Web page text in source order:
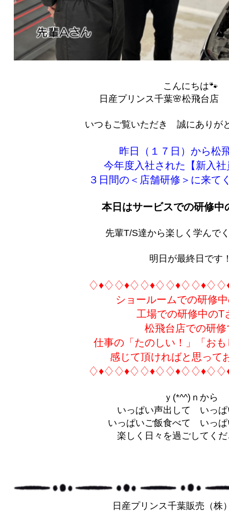
こんにちは🐾
日産プリンス千葉🌸松飛台店
いつもご覧いただき 誠にありが
昨日（１７日）から松
今年度入社された【新入
３日間の＜店舗研修＞に来て
本日はサービスでの研修中
先輩T/S達から楽しく学んで
明日が最終日です
ショールームでの研修
工場での研修中のT
松飛台店での研修
仕事の「たのしい！」「お
感じて頂ければと思って
ｙ(*^^)ｎから
いっぱい声出して いっぱ
いっぱいご飯食べて いっぱ
楽しく日々を過ごしてく
日産プリンス千葉販売（株